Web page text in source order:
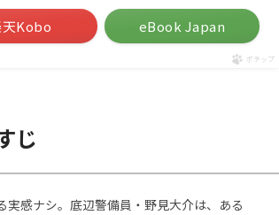
Kobo eBook Japan
ポチップ
じ
感ナシ。底辺警備員・野見大介は、ある